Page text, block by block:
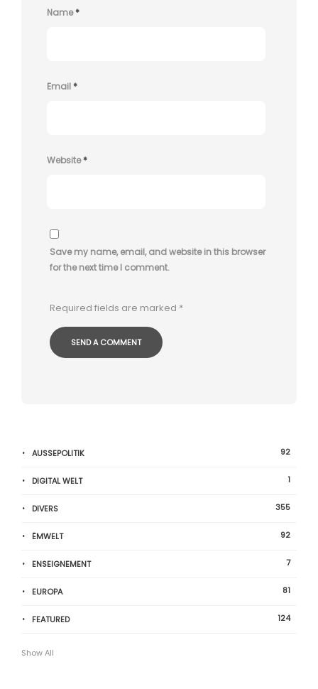
Name*
Email*
Website*
Save my name, email, and website in this browser
for the next time I comment.
Required fields are marked *
AUSSEPOLITIK 92
DIGITAL WELT 1
DIVERS 355
ËMWELT 92
ENSEIGNEMENT 7
EUROPA 81
FEATURED 124
Show All